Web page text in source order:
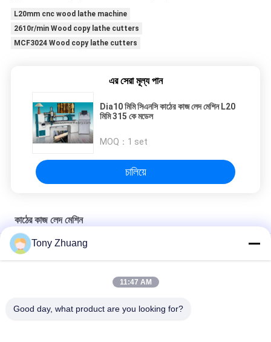
L20mm cnc wood lathe machine
2610r/min Wood copy lathe cutters
MCF3024 Wood copy lathe cutters
এর সেরা মূল্য পান
Dia10 মিমি সিএনসি কাঠের কাজ লেদ মেশিন L20
মিমি 315 কে মডেল
MOQ： 1 set
চালিয়ে
কাঠের কাজ লেদ মেশিন
425W উডওয়ার্কিং লেদ মেশিন L2500 মিমি ডায়া 40000 মিমি সিএনসি কাটিং ting
Tony Zhuang
11:47 AM
Good day, what product are you looking for?